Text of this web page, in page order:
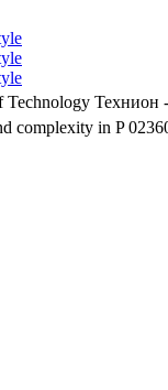
Technology Технион
and complexity in P